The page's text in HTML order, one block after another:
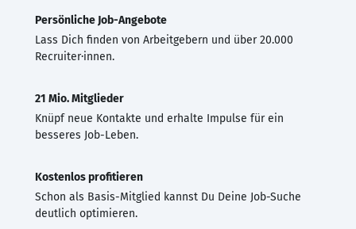
Persönliche Job-Angebote
Lass Dich finden von Arbeitgebern und über 20.000
Recruiter·innen.
21 Mio. Mitglieder
Knüpf neue Kontakte und erhalte Impulse für ein
besseres Job-Leben.
Kostenlos profitieren
Schon als Basis-Mitglied kannst Du Deine Job-Suche
deutlich optimieren.